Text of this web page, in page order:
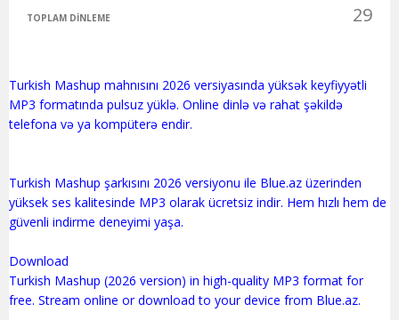
TOPLAM DINLEME 29
Turkish Mashup mahnısını 2026 versiyasında yüksək keyfiyyətli
MP3 formatında pulsuz yüklə. Online dinlə və rahat şəkildə
telefona və ya kompüterə endir.
Turkish Mashup şarkısını 2026 versiyonu ile Blue.az üzerinden
yüksek ses kalitesinde MP3 olarak ücretsiz indir. Hem hızlı hem de
güvenli indirme deneyimi yaşa.
Download
Turkish Mashup (2026 version) in high-quality MP3 format for
free. Stream online or download to your device from Blue.az.